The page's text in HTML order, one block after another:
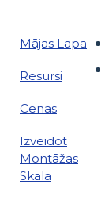
Mājas Lapa
Resursi
Cenas
Izveidot
Montāžas
Skala